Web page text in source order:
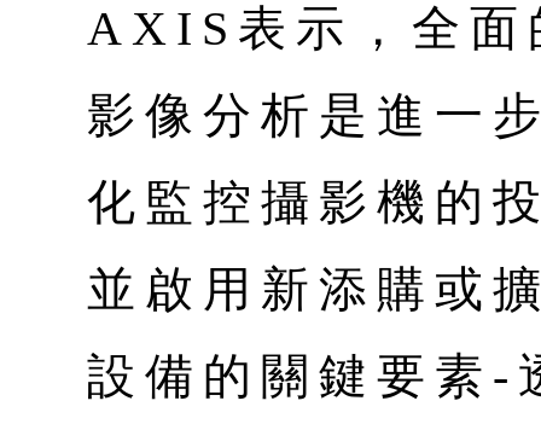
AXIS表示，全面
影像分析是進一
化監控攝影機的
並啟用新添購或
設備的關鍵要素-